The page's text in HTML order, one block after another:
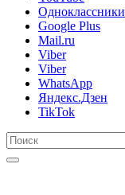
Одноклассники
Google Plus
Mail.ru
Viber
Viber
WhatsApp
Яндекс.Дзен
TikTok